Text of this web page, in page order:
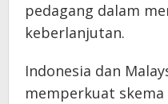
pedagang dalam
keberlanjutan.
Indonesia dan
memperkuat